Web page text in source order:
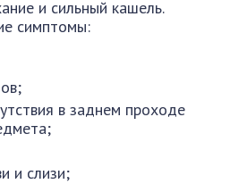
и сильный кашель.
симптомы:
в заднем проходе
и слизи;